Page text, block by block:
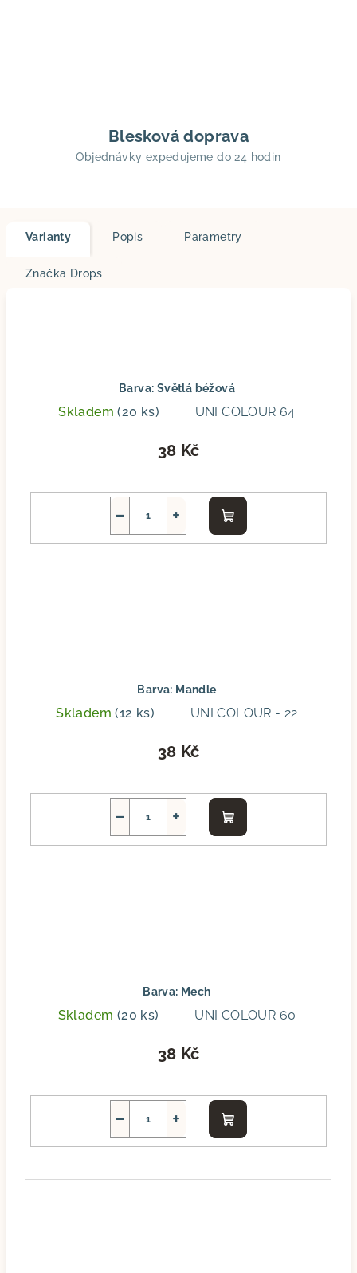
Blesková doprava
Objednávky expedujeme do 24 hodin
Varianty Popis Parametry
Značka Drops
Barva: Světlá béžová
Skladem(20 ks) UNI COLOUR 64
38 Kč
+
−
Do
košíku
Barva: Mandle
Skladem(12 ks) UNI COLOUR - 22
38 Kč
+
−
Do
košíku
Barva: Mech
Skladem (20 ks) UNI COLOUR 60
38 Kč
+
−
Do
košíku